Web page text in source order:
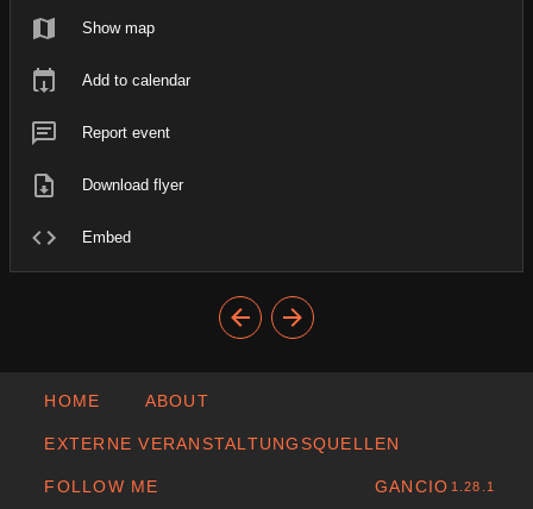
Show map
Add to calendar
Report event
Download flyer
Embed
HOME ABOUT
EXTERNE VERANSTALTUNGSQUELLEN
FOLLOW ME GANCIO 1.28.1